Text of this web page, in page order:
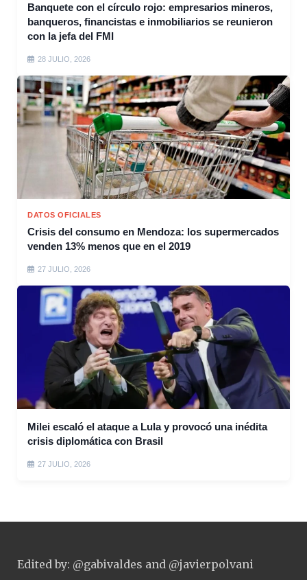
Banquete con el círculo rojo: empresarios mineros,
banqueros, financistas e inmobiliarios se reunieron
con la jefa del FMI
28 JULIO, 2026
DATOS OFICIALES
Crisis del consumo en Mendoza: los supermercados
venden 13% menos que en el 2019
27 JULIO, 2026
Milei escaló el ataque a Lula y provocó una inédita
crisis diplomática con Brasil
27 JULIO, 2026
Edited by: @gabivaldes and @javierpolvani